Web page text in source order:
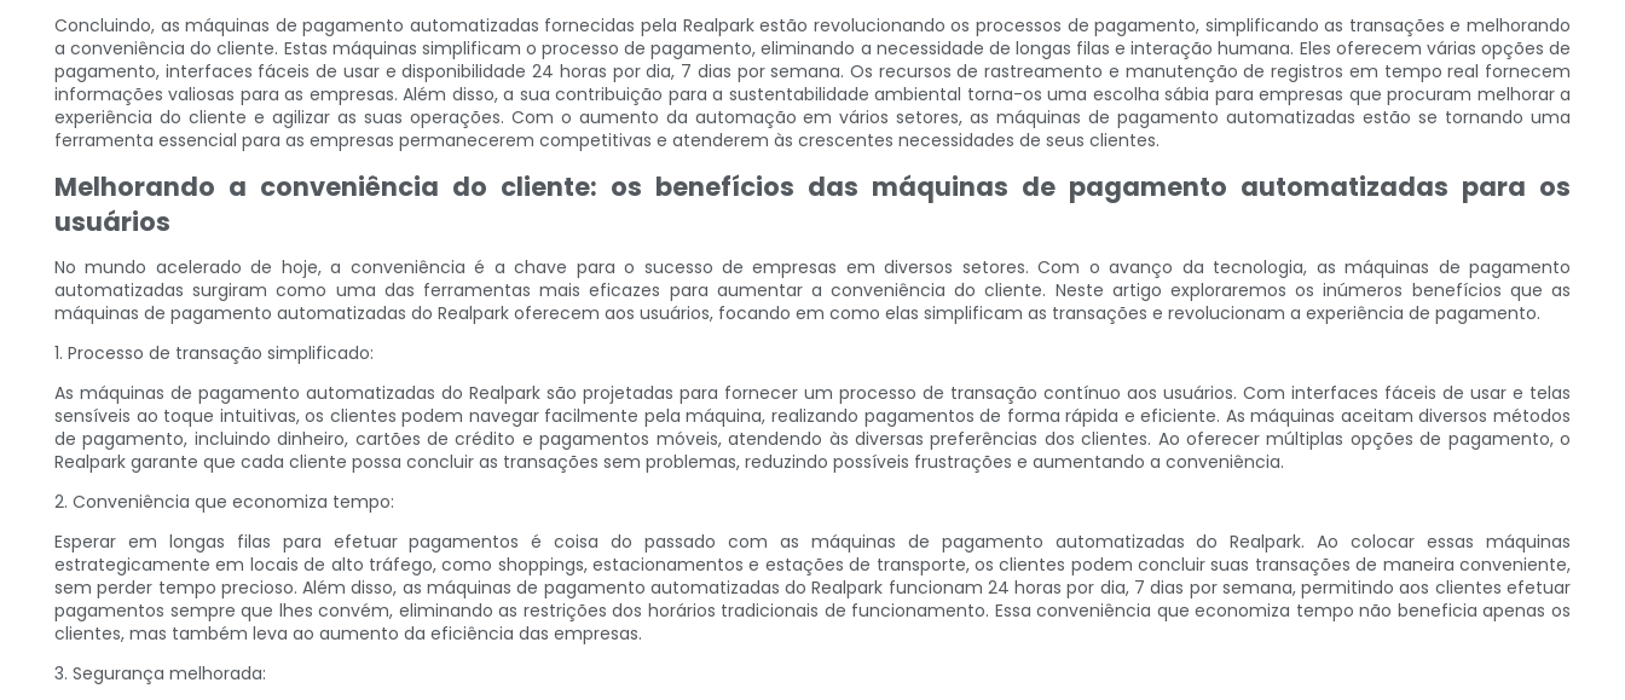
Concluindo, as máquinas de pagamento automatizadas fornecidas pela Realpark estão revolucionando os processos de pagamento, simplificando as transações e melhorando
a conveniência do cliente. Estas máquinas simplificam o processo de pagamento, eliminando a necessidade de longas filas e interação humana. Eles oferecem várias opções de
pagamento, interfaces fáceis de usar e disponibilidade 24 horas por dia, 7 dias por semana. Os recursos de rastreamento e manutenção de registros em tempo real fornecem
informações valiosas para as empresas. Além disso, a sua contribuição para a sustentabilidade ambiental torna-os uma escolha sábia para empresas que procuram melhorar a
experiência do cliente e agilizar as suas operações. Com o aumento da automação em vários setores, as máquinas de pagamento automatizadas estão se tornando uma
ferramenta essencial para as empresas permanecerem competitivas e atenderem às crescentes necessidades de seus clientes.
Melhorando a conveniência do cliente: os benefícios das máquinas de pagamento automatizadas para os
usuários
No mundo acelerado de hoje, a conveniência é a chave para o sucesso de empresas em diversos setores. Com o avanço da tecnologia, as máquinas de pagamento
automatizadas surgiram como uma das ferramentas mais eficazes para aumentar a conveniência do cliente. Neste artigo exploraremos os inúmeros benefícios que as
máquinas de pagamento automatizadas do Realpark oferecem aos usuários, focando em como elas simplificam as transações e revolucionam a experiência de pagamento.
1. Processo de transação simplificado:
As máquinas de pagamento automatizadas do Realpark são projetadas para fornecer um processo de transação contínuo aos usuários. Com interfaces fáceis de usar e telas
sensíveis ao toque intuitivas, os clientes podem navegar facilmente pela máquina, realizando pagamentos de forma rápida e eficiente. As máquinas aceitam diversos métodos
de pagamento, incluindo dinheiro, cartões de crédito e pagamentos móveis, atendendo às diversas preferências dos clientes. Ao oferecer múltiplas opções de pagamento, o
Realpark garante que cada cliente possa concluir as transações sem problemas, reduzindo possíveis frustrações e aumentando a conveniência.
2. Conveniência que economiza tempo:
Esperar em longas filas para efetuar pagamentos é coisa do passado com as máquinas de pagamento automatizadas do Realpark. Ao colocar essas máquinas
estrategicamente em locais de alto tráfego, como shoppings, estacionamentos e estações de transporte, os clientes podem concluir suas transações de maneira conveniente,
sem perder tempo precioso. Além disso, as máquinas de pagamento automatizadas do Realpark funcionam 24 horas por dia, 7 dias por semana, permitindo aos clientes efetuar
pagamentos sempre que lhes convém, eliminando as restrições dos horários tradicionais de funcionamento. Essa conveniência que economiza tempo não beneficia apenas os
clientes, mas também leva ao aumento da eficiência das empresas.
3. Segurança melhorada: